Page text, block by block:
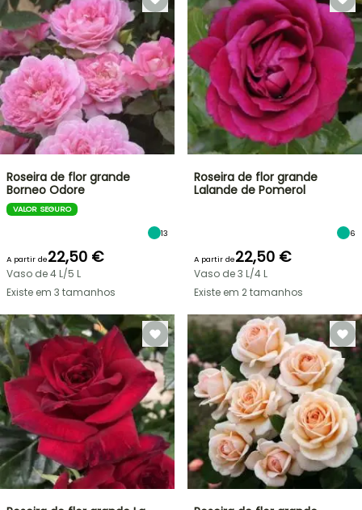
Roseira de flor grande
Borneo Odore
VALOR SEGURO
13
A partir de22,50 €
Vaso de 4 L/5 L
Existe em 3 tamanhos
Roseira de flor grande
Lalande de Pomerol
6
A partir de22,50 €
Vaso de 3 L/4 L
Existe em 2 tamanhos